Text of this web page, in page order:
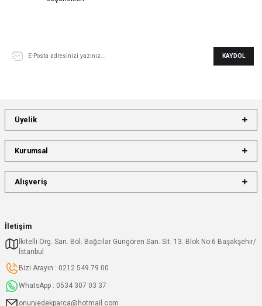
KAYDOL
İletişim
İkitelli Org. San. Böl. Bağcılar Güngören San. Sit. 13. Blok No:6 Başakşehir/
İstanbul
Bizi Arayın : 0212 549 79 00
WhatsApp : 0534 307 03 37
onuryedekparca@hotmail.com
Üyelik
Kurumsal
Alışveriş